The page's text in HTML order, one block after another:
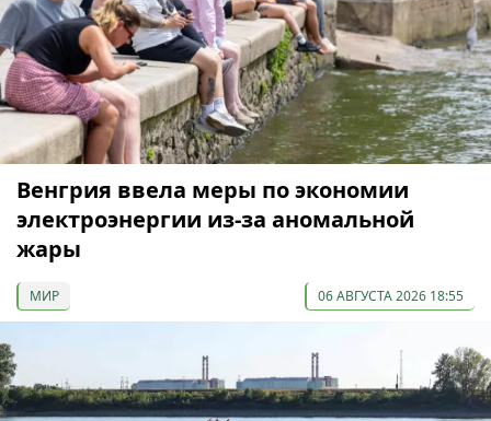
Венгрия ввела меры по экономии
электроэнергии из-за аномальной
жары
МИР 06 АВГУСТА 2026 18:55